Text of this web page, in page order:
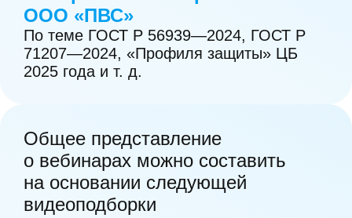
программного обеспечения при
эксплуатации пользователями.
23. Реагирование на информацию об
24. Поиск уязвимостей в программном
обеспечении при эксплуатации.
25. Обеспечение безопасности при
ООО «ПВС»
По теме ГОСТ Р 56939—2024, ГОСТ Р
71207—2024, «Профиля защиты» ЦБ
2025 года и т. д.
Общее представление
о вебинарах можно составить
на основании следующей
видеоподборки